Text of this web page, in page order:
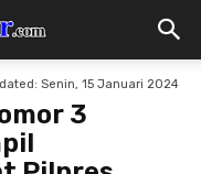
Senin, 15 Januari 2024
3